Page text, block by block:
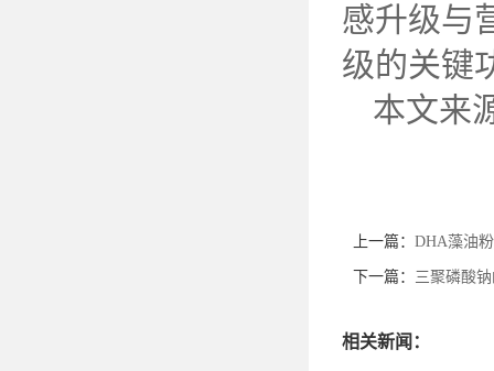
感升级与
级的关键
本文来
上一篇： DHA藻油
下一篇： 三聚磷酸
相关新闻：